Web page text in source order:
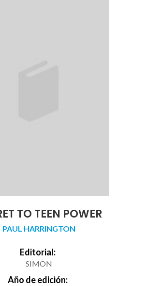
TO TEEN POWER
PAUL HARRINGTON
Editorial:
SIMON
Año de edición: